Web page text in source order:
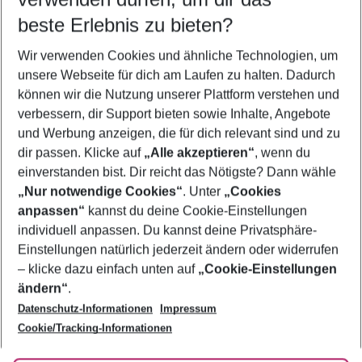
5-8 Nächte
2 Erwachsene Keine Kinder
Mehr Filter anzeigen
Footer
Footer navigation
Über uns
AGB
Bestpreisgarantie
Cookie-Einstellungen ändern
Cookie-Richtlinie
Agenturbetreuung
Barrierefreies Reisen
Folge uns
beste Erlebnis zu bieten?
Wir verwenden Cookies und ähnliche Technologien, um
unsere Webseite für dich am Laufen zu halten. Dadurch
können wir die Nutzung unserer Plattform verstehen und
verbessern, dir Support bieten sowie Inhalte, Angebote
und Werbung anzeigen, die für dich relevant sind und zu
dir passen. Klicke auf „Alle akzeptieren“, wenn du
einverstanden bist. Dir reicht das Nötigste? Dann wähle
„Nur notwendige Cookies“. Unter „Cookies
anpassen“ kannst du deine Cookie-Einstellungen
individuell anpassen. Du kannst deine Privatsphäre-
Einstellungen natürlich jederzeit ändern oder widerrufen
– klicke dazu einfach unten auf „Cookie-Einstellungen
ändern“.
Datenschutz-Informationen
Impressum
Cookie/Tracking-Informationen